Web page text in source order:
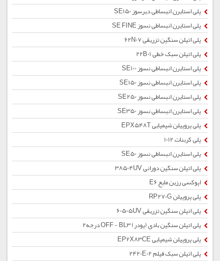
پلی استایرن انبساطی دیرسوز SE150
پلی استایرن انبساطی نسوز SE FINE
پلی اتیلن سنگین تزریقی 62N07
پلی اتیلن سبک خطی 22B01
پلی استایرن انبساطی نسوز SE100
پلی استایرن انبساطی نسوز SE150
پلی استایرن انبساطی نسوز SE250
پلی استایرن انبساطی نسوز SE350
پلی پروپیلن شیمیایی EPX548T
پلی کربنات 1012
پلی استایرن انبساطی نسوز SE50
پلی اتیلن سنگین دورانی 38504UV
اپوکسی رزین مایع E6
پلی پروپیلن RP270G
پلی اتیلن سنگین تزریقی 60505UV
پلی اتیلن سنگین بادی (پودر) OFF - BL3 درجه2
پلی پروپیلن شیمیایی EP2X83CE
پلی اتیلن سبک فیلم 2420E02